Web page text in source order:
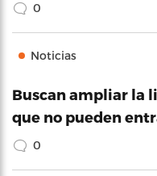
0
Noticias
Buscan ampliar la
que no pueden
0